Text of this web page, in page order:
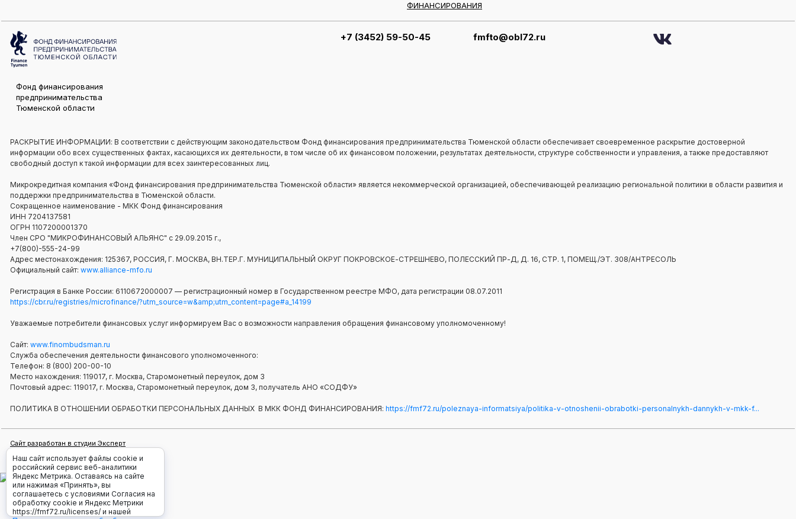
ФИНАНСИРОВАНИЯ
Фонд финансирования
предпринимательства
Тюменской области
+7 (3452) 59-50-45 fmfto@obl72.ru
РАСКРЫТИЕ ИНФОРМАЦИИ: В соответствии с действующим законодательством Фонд финансирования предпринимательства Тюменской области обеспечивает своевременное раскрытие достоверной
информации обо всех существенных фактах, касающихся их деятельности, в том числе об их финансовом положении, результатах деятельности, структуре собственности и управления, а также предоставляют
свободный доступ к такой информации для всех заинтересованных лиц.
Микрокредитная компания «Фонд финансирования предпринимательства Тюменской области» является некоммерческой организацией, обеспечивающей реализацию региональной политики в области развития и
поддержки предпринимательства в Тюменской области.
Сокращенное наименование - МКК Фонд финансирования
ИНН 7204137581
ОГРН 1107200001370
Член СРО "МИКРОФИНАНСОВЫЙ АЛЬЯНС" с 29.09.2015 г.,
+7(800)-555-24-99
Адрес местонахождения: 125367, РОССИЯ, Г. МОСКВА, ВН.ТЕР.Г. МУНИЦИПАЛЬНЫЙ ОКРУГ ПОКРОВСКОЕ-СТРЕШНЕВО, ПОЛЕССКИЙ ПР-Д, Д. 16, СТР. 1, ПОМЕЩ./ЭТ. 308/АНТРЕСОЛЬ
Официальный сайт: www.alliance-mfo.ru
Регистрация в Банке России: 6110672000007 — регистрационный номер в Государственном реестре МФО, дата регистрации 08.07.2011
https://cbr.ru/registries/microfinance/?utm_source=w&amp;utm_content=page#a_14199
Уважаемые потребители финансовых услуг информируем Вас о возможности направления обращения финансовому уполномоченному!
Сайт: www.finombudsman.ru
Служба обеспечения деятельности финансового уполномоченного:
Телефон: 8 (800) 200-00-10
Место нахождения: 119017, г. Москва, Старомонетный переулок, дом 3
Почтовый адрес: 119017, г. Москва, Старомонетный переулок, дом 3, получатель АНО «СОДФУ»
ПОЛИТИКА В ОТНОШЕНИИ ОБРАБОТКИ ПЕРСОНАЛЬНЫХ ДАННЫХ В МКК ФОНД ФИНАНСИРОВАНИЯ: https://fmf72.ru/poleznaya-informatsiya/politika-v-otnoshenii-obrabotki-personalnykh-dannykh-v-mkk-f...
Сайт разработан в студии Эксперт
Наш сайт использует файлы cookie и
российский сервис веб-аналитики
Яндекс Метрика. Оставаясь на сайте
или нажимая «Принять», вы
соглашаетесь с условиями Согласия на
обработку cookie и Яндекс Метрики
https://fmf72.ru/licenses/ и нашей